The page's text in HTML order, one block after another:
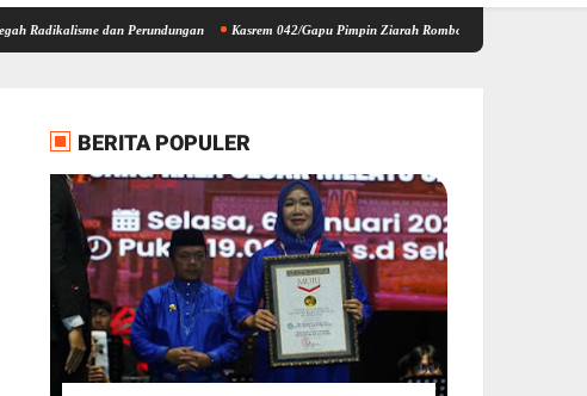
dan Perundungan Kasrem 042/Gapu Pimpin Ziarah Rombongan HUT Kodam XX/Tuanku
BERITA POPULER